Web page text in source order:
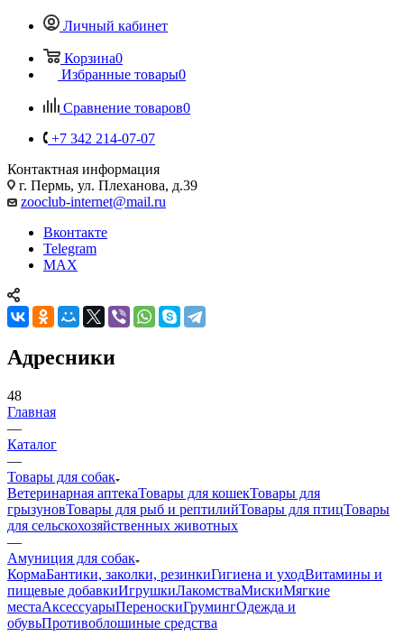
Личный кабинет
Корзина0
Избранные товары0
Сравнение товаров0
+7 342 214-07-07
Контактная информация
г. Пермь, ул. Плеханова, д.39
zooclub-internet@mail.ru
Вконтакте
Telegram
MAX
Адресники
48
Главная
—
Каталог
—
Товары для собак
Ветеринарная аптекаТовары для кошекТовары для
грызуновТовары для рыб и рептилийТовары для птицТовары
для сельскохозяйственных животных
—
Амуниция для собак
КормаБантики, заколки, резинкиГигиена и уходВитамины и
пищевые добавкиИгрушкиЛакомстваМискиМягкие
местаАксессуарыПереноскиГрумингОдежда и
обувьПротивоблошиные средства